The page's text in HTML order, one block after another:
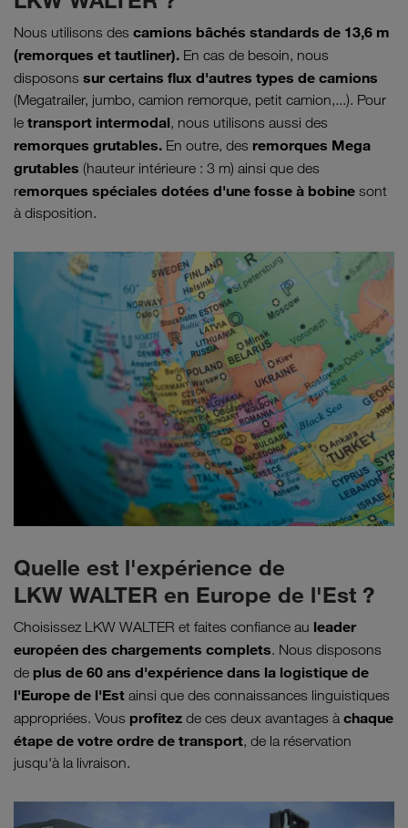
Nous utilisons des camions bâchés standards de 13,6 m
(remorques et tautliner). En cas de besoin, nous
disposons sur certains flux d'autres types de camions
(Megatrailer, jumbo, camion remorque, petit camion,...). Pour
le transport intermodal, nous utilisons aussi des
remorques grutables. En outre, des remorques Mega
grutables (hauteur intérieure : 3 m) ainsi que des
remorques spéciales dotées d'une fosse à bobine sont
à disposition.
Quelle est l'expérience de
LKW WALTER en Europe de l'Est ?
Choisissez LKW WALTER et faites confiance au leader
européen des chargements complets. Nous disposons
de plus de 60 ans d'expérience dans la logistique de
l'Europe de l'Est ainsi que des connaissances linguistiques
appropriées. Vous profitez de ces deux avantages à chaque
étape de votre ordre de transport, de la réservation
jusqu'à la livraison.